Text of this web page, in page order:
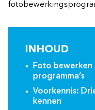
INHOUD
Foto bewerken
programma’s
Voorkennis:
kennen